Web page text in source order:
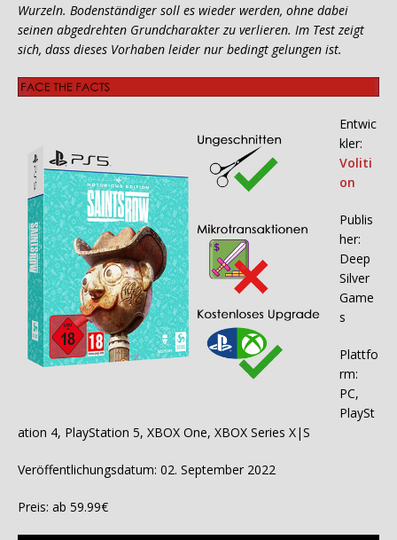
Wurzeln. Bodenständiger soll es wieder werden, ohne dabei
seinen abgedrehten Grundcharakter zu verlieren. Im Test zeigt
sich, dass dieses Vorhaben leider nur bedingt gelungen ist.
Entwic
kler:
Voliti
on
Publis
her:
Deep
Silver
Game
s
Plattfo
rm:
PC,
PlaySt
ation 4, PlayStation 5, XBOX One, XBOX Series X|S
Veröffentlichungsdatum: 02. September 2022
Preis: ab 59.99€